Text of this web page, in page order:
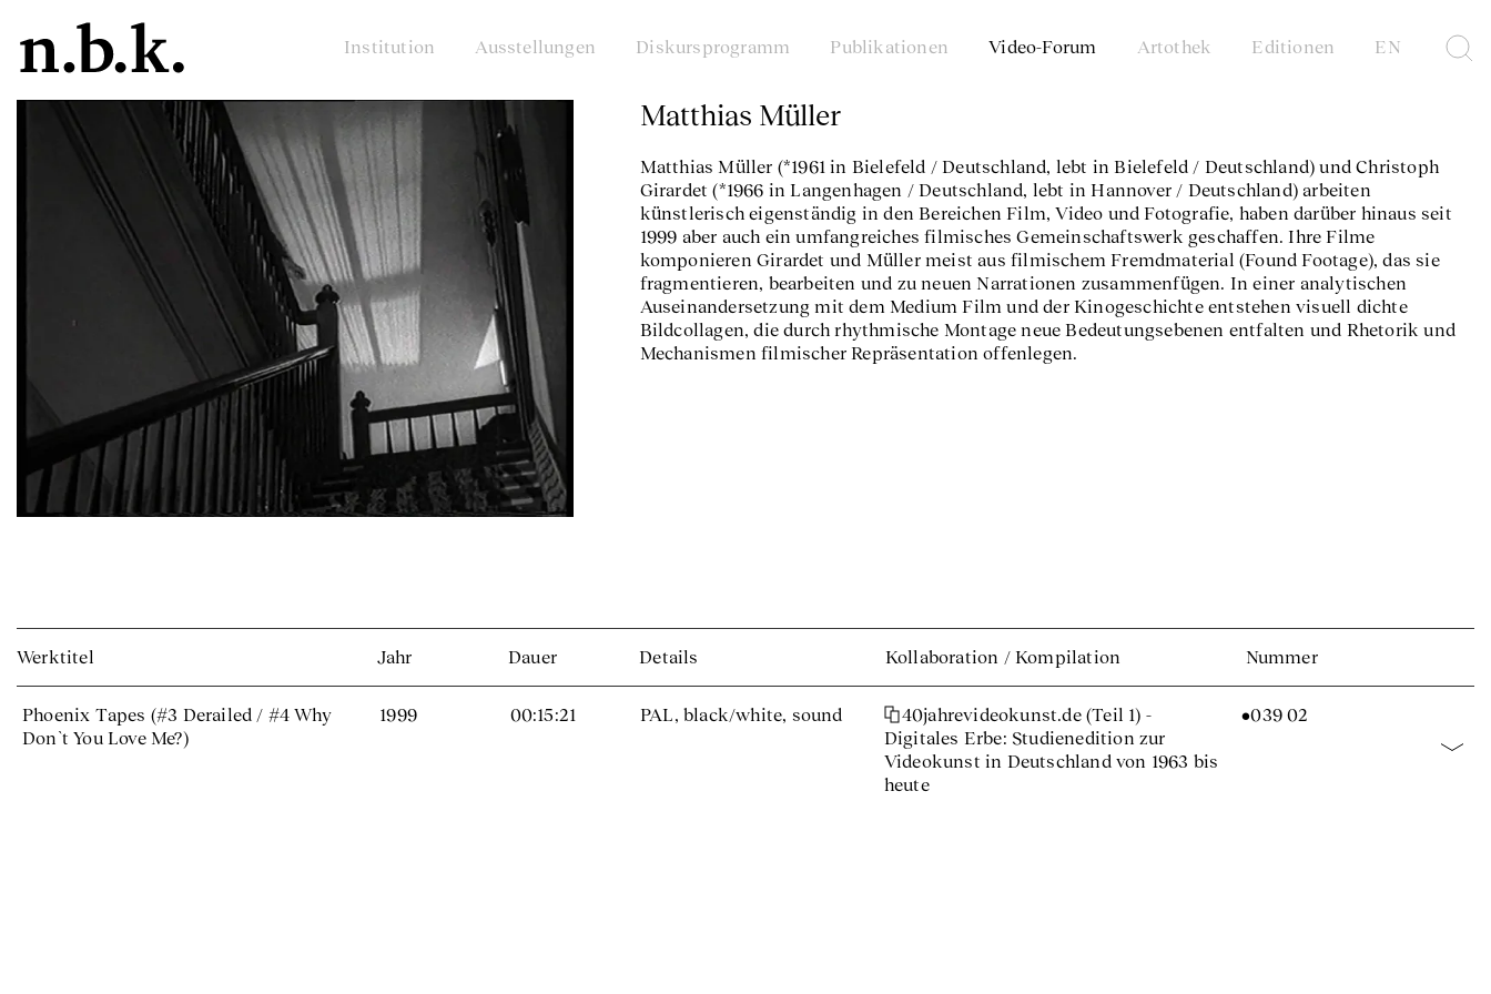
Institution Ausstellungen Diskursprogramm Publikationen Video-Forum Artothek Editionen EN
Matthias Müller
Matthias Müller (*1961 in Bielefeld / Deutschland, lebt in Bielefeld / Deutschland) und Christoph
Girardet (*1966 in Langenhagen / Deutschland, lebt in Hannover / Deutschland) arbeiten
künstlerisch eigenständig in den Bereichen Film, Video und Fotografie, haben darüber hinaus seit
1999 aber auch ein umfangreiches filmisches Gemeinschaftswerk geschaffen. Ihre Filme
komponieren Girardet und Müller meist aus filmischem Fremdmaterial (Found Footage), das sie
fragmentieren, bearbeiten und zu neuen Narrationen zusammenfügen. In einer analytischen
Auseinandersetzung mit dem Medium Film und der Kinogeschichte entstehen visuell dichte
Bildcollagen, die durch rhythmische Montage neue Bedeutungsebenen entfalten und Rhetorik und
Mechanismen filmischer Repräsentation offenlegen.
Werktitel Jahr Dauer Details Kollaboration / Kompilation Nummer
Phoenix Tapes (#3 Derailed / #4 Why
Don`t You Love Me?)
1999 00:15:21 PAL, black/white, sound
40jahrevideokunst.de (Teil 1) -
Digitales Erbe: Studienedition zur
Videokunst in Deutschland von 1963 bis
heute
•039 02